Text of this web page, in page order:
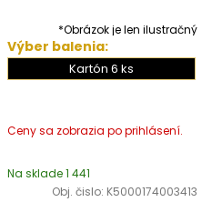
*Obrázok je len ilustračný
Výber balenia:
Kartón 6 ks
Na sklade 1 441
Obj. čislo: K5000174003413